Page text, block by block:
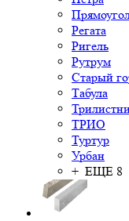
Регата
Ригель
Рутрум
Старый
Табула
ТРИО
Туртур
Урбан
+ ЕЩЕ 8